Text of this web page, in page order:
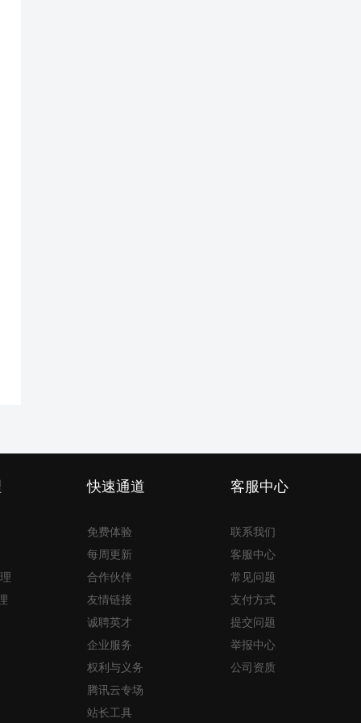
快速通道
免费体验
每周更新
合作伙伴
友情链接
诚聘英才
企业服务
权利与义务
腾讯云专场
站长工具
客服中心
联系我们
客服中心
常见问题
支付方式
提交问题
举报中心
公司资质